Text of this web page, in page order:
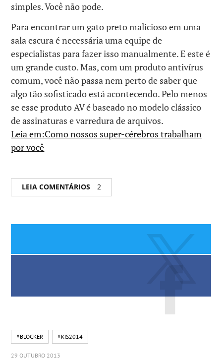
simples. Você não pode.
Para encontrar um gato preto malicioso em uma
sala escura é necessária uma equipe de
especialistas para fazer isso manualmente. E este é
um grande custo. Mas, com um produto antivírus
comum, você não passa nem perto de saber que
algo tão sofisticado está acontecendo. Pelo menos
se esse produto AV é baseado no modelo clássico
de assinaturas e varredura de arquivos.
Leia em:Como nossos super-cérebros trabalham
por você
LEIA COMENTÁRIOS 2
#BLOCKER #KIS2014
29 OUTUBRO 2013